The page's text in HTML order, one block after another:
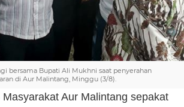
bersama Bupati Ali Mukhni saat penyerahan
di Aur Malintang, Minggu (3/8).
Aur Malintang sepakat